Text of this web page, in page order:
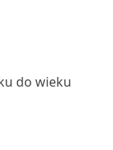
do wieku